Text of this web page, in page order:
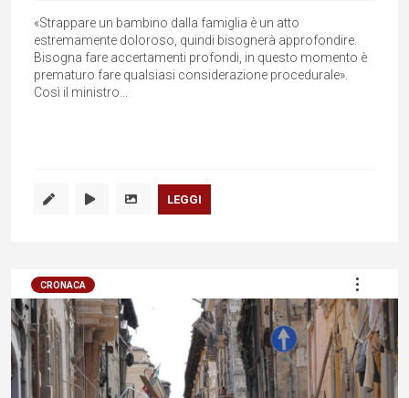
«Strappare un bambino dalla famiglia è un atto
estremamente doloroso, quindi bisognerà approfondire.
Bisogna fare accertamenti profondi, in questo momento è
prematuro fare qualsiasi considerazione procedurale».
Così il ministro...
LEGGI
CRONACA